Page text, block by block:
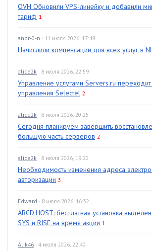
OVH Обновили VPS-линейку и добавили
тариф 1
andr-0-n · 11 июля 2026, 17:48
Начислили компенсации для всех услуг в
alice2k · 8 июля 2026, 22:59
Управление услугами Servers.ru
управления Selectel 2
alice2k · 8 июля 2026, 20:25
Сегодня планируем завершить
большую часть серверов 2
alice2k · 8 июля 2026, 19:20
Необходимость изменения адреса
авторизации 3
Edward · 8 июля 2026, 16:32
ABCD.HOST: бесплатная установка
SYS и RISE на время акции 1
Alik46 · 4 июля 2026, 22:40